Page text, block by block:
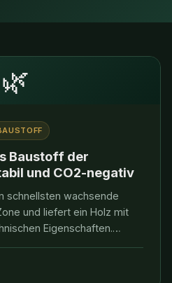
🌿
Baustoff der
und CO2-negativ
schnellsten wachsende
und liefert ein Holz mit
Eigenschaften.